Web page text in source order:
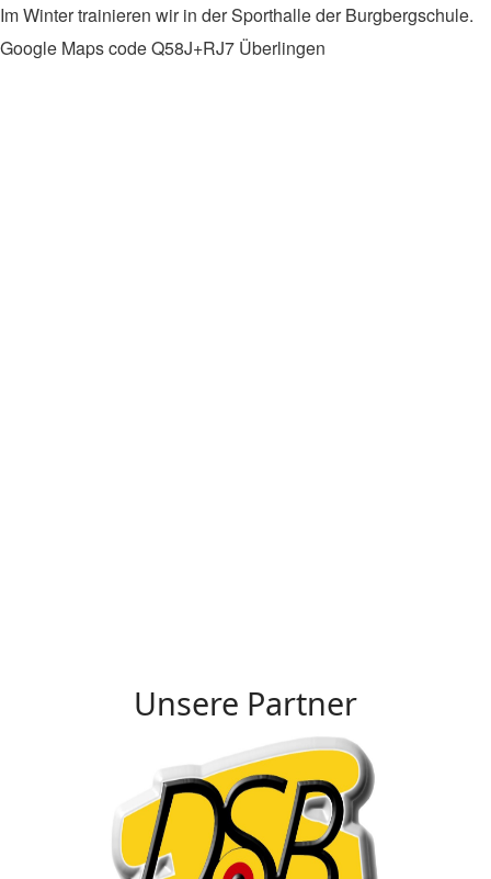
Im Winter trainieren wir in der Sporthalle der Burgbergschule.
Google Maps codeQ58J+RJ7 Überlingen
Unsere Partner